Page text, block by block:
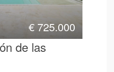
€ 725.000
de las